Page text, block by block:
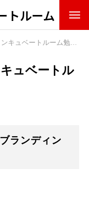
トルーム
ュベートルーム勉強会
ュベートル
ランディン